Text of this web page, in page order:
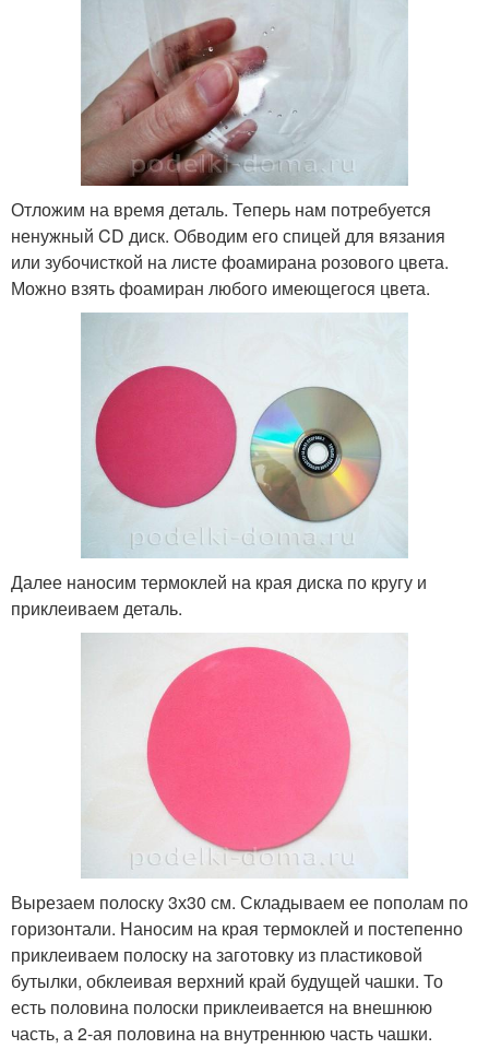
Отложим на время деталь. Теперь нам потребуется
ненужный CD диск. Обводим его спицей для вязания
или зубочисткой на листе фоамирана розового цвета.
Можно взять фоамиран любого имеющегося цвета.
Далее наносим термоклей на края диска по кругу и
приклеиваем деталь.
Вырезаем полоску 3х30 см. Складываем ее пополам по
горизонтали. Наносим на края термоклей и постепенно
приклеиваем полоску на заготовку из пластиковой
бутылки, обклеивая верхний край будущей чашки. То
есть половина полоски приклеивается на внешнюю
часть, а 2-ая половина на внутреннюю часть чашки.